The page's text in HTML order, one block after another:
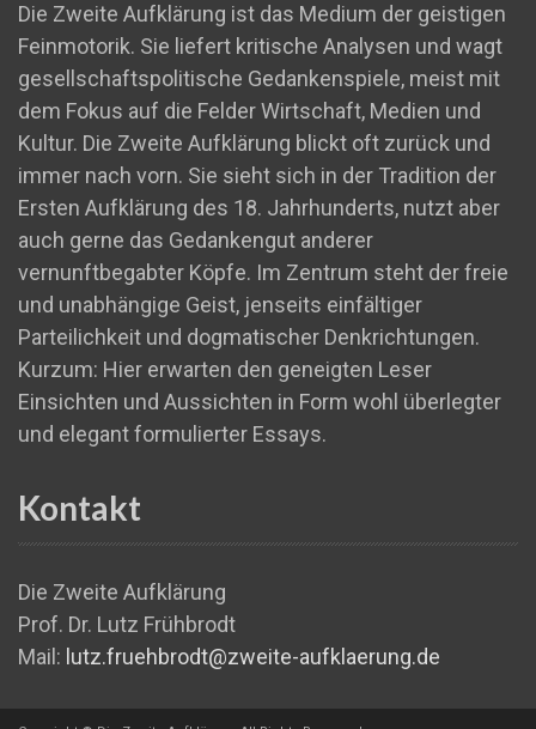
Die Zweite Aufklärung ist das Medium der geistigen
Feinmotorik. Sie liefert kritische Analysen und wagt
gesellschaftspolitische Gedankenspiele, meist mit
dem Fokus auf die Felder Wirtschaft, Medien und
Kultur. Die Zweite Aufklärung blickt oft zurück und
immer nach vorn. Sie sieht sich in der Tradition der
Ersten Aufklärung des 18. Jahrhunderts, nutzt aber
auch gerne das Gedankengut anderer
vernunftbegabter Köpfe. Im Zentrum steht der freie
und unabhängige Geist, jenseits einfältiger
Parteilichkeit und dogmatischer Denkrichtungen.
Kurzum: Hier erwarten den geneigten Leser
Einsichten und Aussichten in Form wohl überlegter
und elegant formulierter Essays.
Kontakt
Die Zweite Aufklärung
Prof. Dr. Lutz Frühbrodt
Mail: lutz.fruehbrodt@zweite-aufklaerung.de